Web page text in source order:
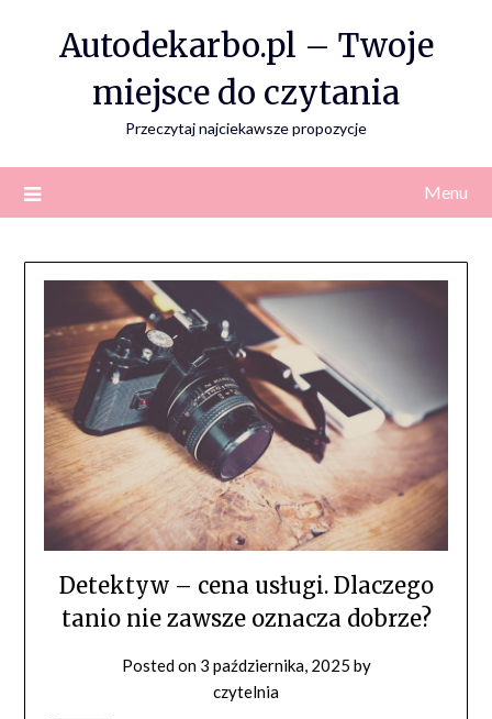
Autodekarbo.pl – Twoje
miejsce do czytania
Przeczytaj najciekawsze propozycje
Menu
Detektyw – cena usługi. Dlaczego
tanio nie zawsze oznacza dobrze?
Posted on 3 października, 2025 by
czytelnia